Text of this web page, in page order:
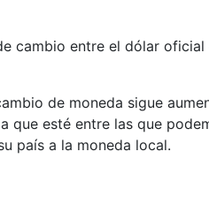
cambio entre el dólar
de moneda sigue
que esté entre las que
país a la moneda local.